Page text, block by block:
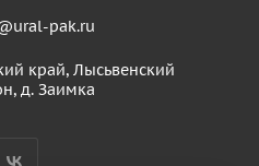
pak.ru
край, Лысьвенский
д. Заимка